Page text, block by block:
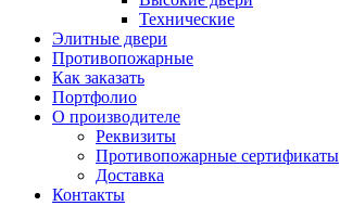
Технические
Элитные двери
Противопожарные
Как заказать
Портфолио
О производителе
Реквизиты
Противопожарные сертификаты
Доставка
Контакты